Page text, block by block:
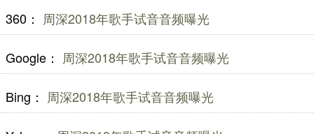
360： 周深2018年歌手试音音频曝光
Google： 周深2018年歌手试音音频曝光
Bing： 周深2018年歌手试音音频曝光